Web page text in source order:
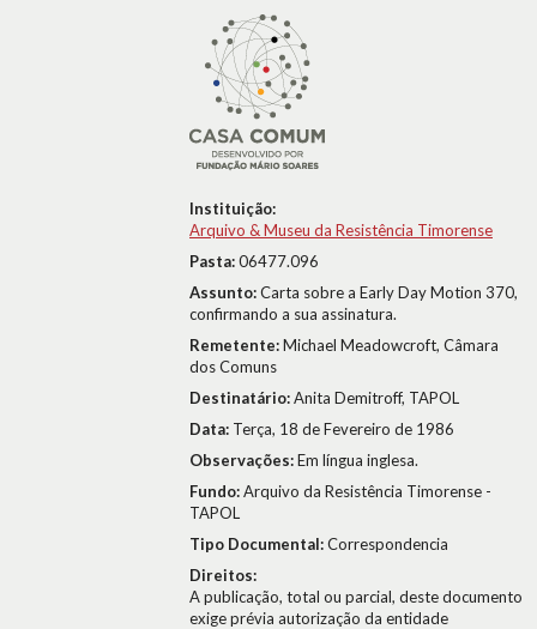
Instituição:
Arquivo & Museu da Resistência Timorense
Pasta:06477.096
Assunto:Carta sobre a Early Day Motion 370,
confirmando a sua assinatura.
Remetente:Michael Meadowcroft, Câmara
dos Comuns
Destinatário:Anita Demitroff, TAPOL
Data: Terça, 18 de Fevereiro de 1986
Observações:Em língua inglesa.
Fundo:Arquivo da Resistência Timorense -
TAPOL
Tipo Documental:Correspondencia
Direitos:
A publicação, total ou parcial, deste documento
exige prévia autorização da entidade